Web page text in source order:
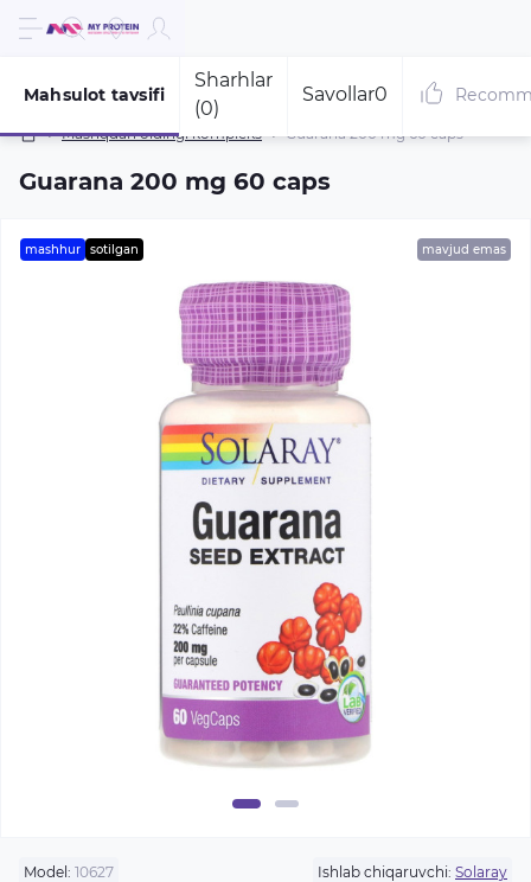
Mashqdan oldingi kompleks Guarana 200 mg 60 caps
Guarana 200 mg 60 caps
Mahsulot tavsifi
Sharhlar
(0)
Savollar0
mashhur sotilgan mavjud emas
Model: 10627 Ishlab chiqaruvchi: Solaray